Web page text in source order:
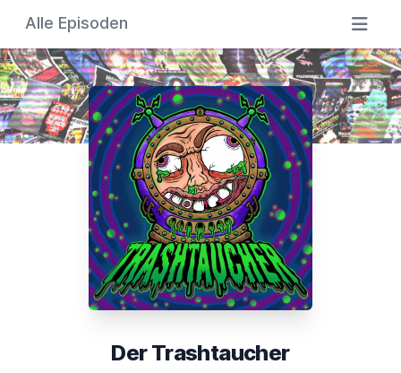
Alle Episoden
Der Trashtaucher